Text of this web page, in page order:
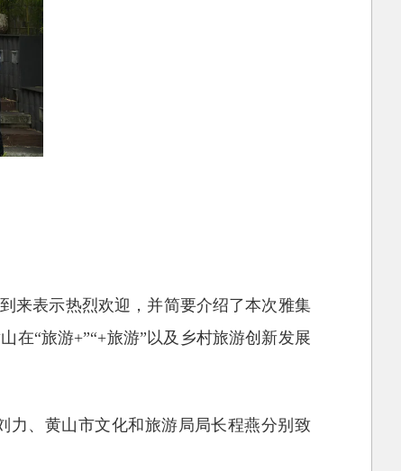
来表示热烈欢迎，并简要介绍了本次雅集
在“旅游+”“+旅游”以及乡村旅游创新发展
力、黄山市文化和旅游局局长程燕分别致